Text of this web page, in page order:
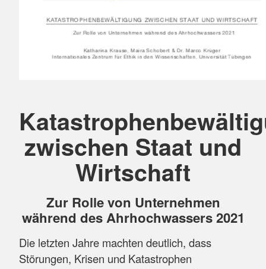
zwischen Staat und
Wirtschaft
Zur Rolle von Unternehmen
während des Ahrhochwassers 2021
Die letzten Jahre machten deutlich, dass
Störungen, Krisen und Katastrophen